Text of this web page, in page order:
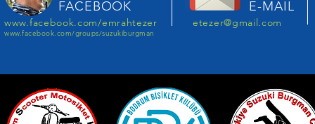
FACEBOOK
www.facebook.com/emrahtezer
www.facebook.com/groups/suzukiburgman
E-MAIL
etezer@gmail.com